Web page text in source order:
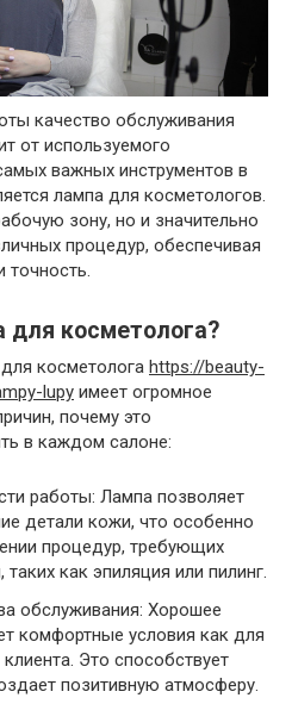
качество обслуживания
от используемого
важных инструментов в
лампа для косметологов.
зону, но и значительно
процедур, обеспечивая
косметолога?
косметолога https://beauty-
lupy имеет огромное
почему это
в каждом салоне:
работы: Лампа позволяет
детали кожи, что особенно
процедур, требующих
как эпиляция или пилинг.
обслуживания: Хорошее
комфортные условия как для
Это способствует
позитивную атмосферу.